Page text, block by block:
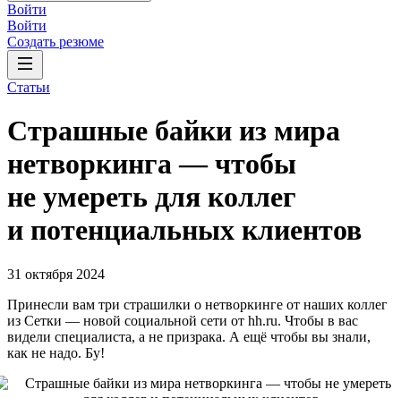
Войти
Войти
Создать резюме
Статьи
Страшные байки из мира
нетворкинга — чтобы
не умереть для коллег
и потенциальных клиентов
31 октября 2024
Принесли вам три страшилки о нетворкинге от наших коллег
из Сетки — новой социальной сети от hh.ru. Чтобы в вас
видели специалиста, а не призрака. А ещё чтобы вы знали,
как не надо. Бу!